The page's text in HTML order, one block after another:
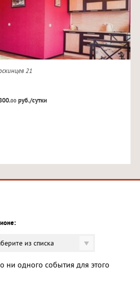
21
00руб./сутки
из списка
ни одного события для этого